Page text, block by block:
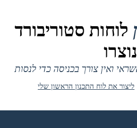
לוחות סטוריבורד
נוצרו
ליצור את לוח התכנון הראשון שלי